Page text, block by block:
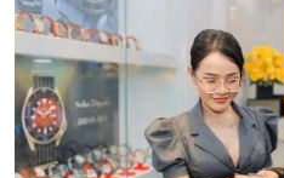
CẢM ƠN QUÝ KHÁCH ĐÃ
HWATCH CHUYÊN NHẬP
LOẠI ĐỒNG HỒ CHÍNH
LOẠI ĐỒNG HỒ CHÍNH